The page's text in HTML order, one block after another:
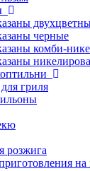
черные
комби-
гриля
розжига
на